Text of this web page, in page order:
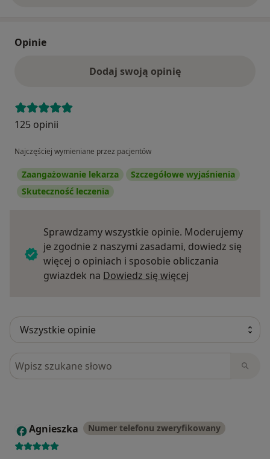
Opinie
Dodaj swoją opinię
125 opinii
Najczęściej wymieniane przez pacjentów
Zaangażowanie lekarza
Szczegółowe wyjaśnienia
Skuteczność leczenia
Sprawdzamy wszystkie opinie. Moderujemy
je zgodnie z naszymi zasadami, dowiedz się
więcej o opiniach i sposobie obliczania
gwiazdek na Dowiedz się więcej
Szukaj w opiniach
A Agnieszka Numer telefonu zweryfikowany